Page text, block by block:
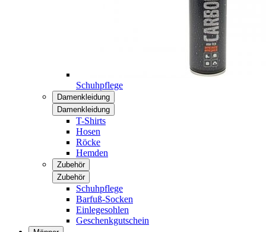
Schuhpflege
Damenkleidung
Damenkleidung
T-Shirts
Hosen
Röcke
Hemden
Zubehör
Zubehör
Schuhpflege
Barfuß-Socken
Einlegesohlen
Geschenkgutschein